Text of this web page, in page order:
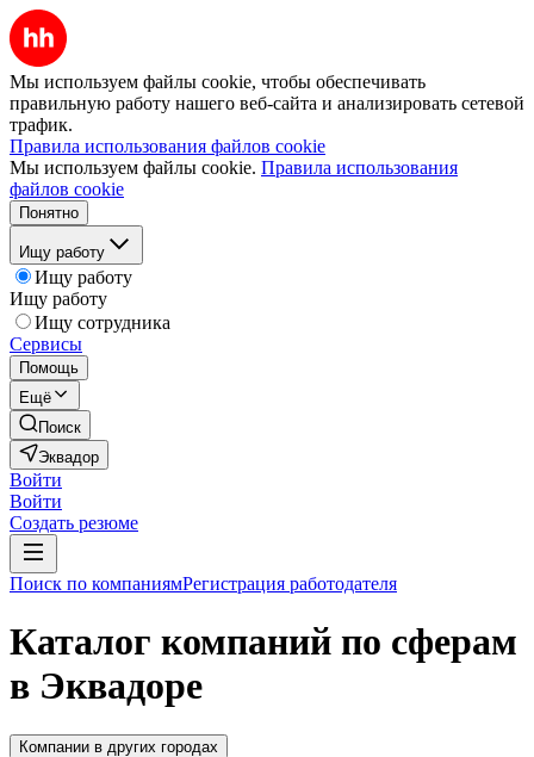
Мы используем файлы cookie, чтобы обеспечивать
правильную работу нашего веб-сайта и анализировать сетевой
трафик.
Правила использования файлов cookie
Мы используем файлы cookie. Правила использования
файлов cookie
Понятно
Ищу работу
Ищу работу
Ищу работу
Ищу сотрудника
Сервисы
Помощь
Ещё
Поиск
Эквадор
Войти
Войти
Создать резюме
Поиск по компаниямРегистрация работодателя
Каталог компаний по сферам
в Эквадоре
Компании в других городах